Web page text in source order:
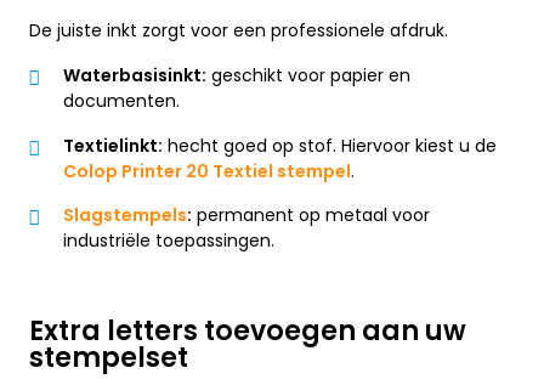
De juiste inkt zorgt voor een professionele afdruk.
Waterbasisinkt: geschikt voor papier en
documenten.
Textielinkt: hecht goed op stof. Hiervoor kiest u de
Colop Printer 20 Textiel stempel.
Slagstempels: permanent op metaal voor
industriële toepassingen.
Extra letters toevoegen aan uw
stempelset